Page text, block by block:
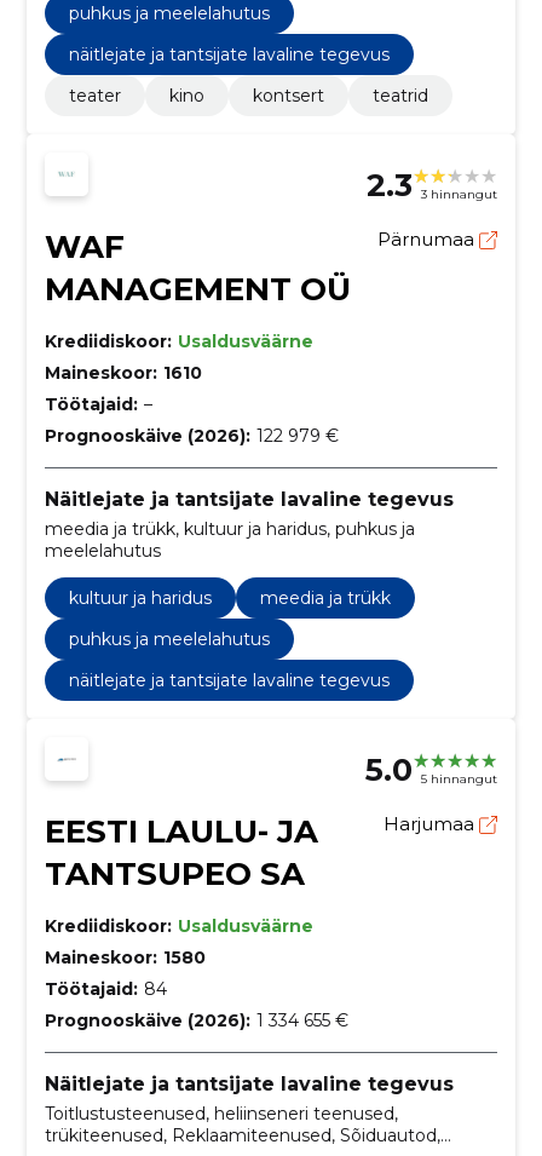
puhkus ja meelelahutus
näitlejate ja tantsijate lavaline tegevus
teater
kino kontsert teatrid
2.3 3 hinnangut
WAF
MANAGEMENT OÜ
Pärnumaa
Krediidiskoor: Usaldusväärne
Maineskoor: 1610
Töötajaid: –
Prognooskäive (2026): 122 979 €
Näitlejate ja tantsijate lavaline tegevus
meedia ja trükk, kultuur ja haridus, puhkus ja
meelelahutus
kultuur ja haridus
meedia ja trükk
puhkus ja meelelahutus
näitlejate ja tantsijate lavaline tegevus
5.0 5 hinnangut
EESTI LAULU- JA
TANTSUPEO SA
Harjumaa
Krediidiskoor: Usaldusväärne
Maineskoor: 1580
Töötajaid: 84
Prognooskäive (2026): 1 334 655 €
Näitlejate ja tantsijate lavaline tegevus
Toitlustusteenused, heliinseneri teenused,
trükiteenused, Reklaamiteenused, Sõiduautod,